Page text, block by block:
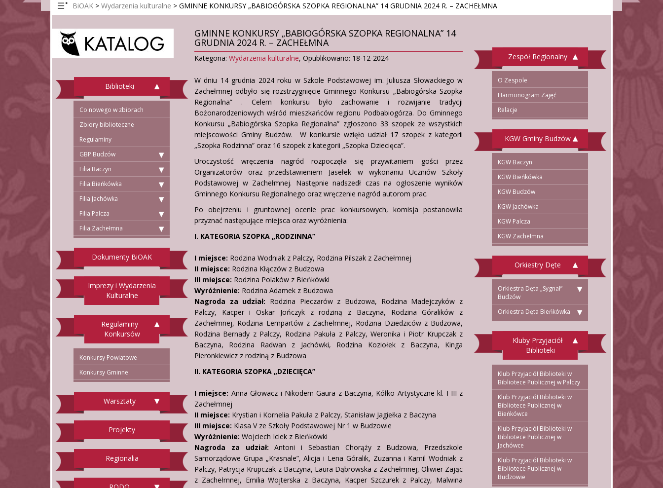
BiOAK > Wydarzenia kulturalne > GMINNE KONKURSY „BABIOGÓRSKA SZOPKA REGIONALNA” 14 GRUDNIA 2024 R. – ZACHEŁMNA
Biblioteki
Co nowego w zbiorach
Zbiory biblioteczne
Regulaminy
GBP Budzów
Filia Baczyn
Filia Bieńkówka
Filia Jachówka
Filia Palcza
Filia Zachełmna
Dokumenty BiOAK
Imprezy i Wydarzenia
Kulturalne
Regulaminy
Konkursów
Konkursy Powiatowe
Konkursy Gminne
Warsztaty
Projekty
Regionalia
GMINNE KONKURSY „BABIOGÓRSKA SZOPKA REGIONALNA” 14
GRUDNIA 2024 R. – ZACHEŁMNA
Kategoria: Wydarzenia kulturalne, Opublikowano: 18-12-2024
W dniu 14 grudnia 2024 roku w Szkole Podstawowej im. Juliusza Słowackiego w
Zachełmnej odbyło się rozstrzygnięcie Gminnego Konkursu „Babiogórska Szopka
Regionalna” . Celem konkursu było zachowanie i rozwijanie tradycji
Bożonarodzeniowych wśród mieszkańców regionu Podbabiogórza. Do Gminnego
Konkursu „Babiogórska Szopka Regionalna” zgłoszono 33 szopek ze wszystkich
miejscowości Gminy Budzów. W konkursie wzięło udział 17 szopek z kategorii
„Szopka Rodzinna” oraz 16 szopek z kategorii „Szopka Dziecięca”.
Uroczystość wręczenia nagród rozpoczęła się przywitaniem gości przez
Organizatorów oraz przedstawieniem Jasełek w wykonaniu Uczniów Szkoły
Podstawowej w Zachełmnej. Następnie nadszedł czas na ogłoszenie wyników
Gminnego Konkursu Regionalnego oraz wręczenie nagród autorom prac.
Po obejrzeniu i gruntownej ocenie prac konkursowych, komisja postanowiła
przyznać następujące miejsca oraz wyróżnienia:
I. KATEGORIA SZOPKA „RODZINNA”
I miejsce: Rodzina Wodniak z Palczy, Rodzina Pilszak z Zachełmnej
II miejsce: Rodzina Kłączów z Budzowa
III miejsce: Rodzina Polaków z Bieńkówki
Wyróżnienie: Rodzina Adamek z Budzowa
Nagroda za udział: Rodzina Pieczarów z Budzowa, Rodzina Madejczyków z
Palczy, Kacper i Oskar Jończyk z rodziną z Baczyna, Rodzina Góralików z
Zachełmnej, Rodzina Lempartów z Zachełmnej, Rodzina Dziedziców z Budzowa,
Rodzina Bernady z Palczy, Rodzina Pakuła z Palczy, Weronika i Piotr Krupczak z
Baczyna, Rodzina Radwan z Jachówki, Rodzina Koziołek z Baczyna, Kinga
Pieronkiewicz z rodziną z Budzowa
II. KATEGORIA SZOPKA „DZIECIĘCA”
I miejsce: Anna Głowacz i Nikodem Gaura z Baczyna, Kółko Artystyczne kl. I-III z
Zachełmnej
II miejsce: Krystian i Kornelia Pakuła z Palczy, Stanisław Jagiełka z Baczyna
III miejsce: Klasa V ze Szkoły Podstawowej Nr 1 w Budzowie
Wyróżnienie: Wojciech Iciek z Bieńkówki
Nagroda za udział: Antoni i Sebastian Chorąży z Budzowa, Przedszkole
Samorządowe Grupa „Krasnale”, Alicja i Lena Góralik, Zuzanna i Kamil Wodniak z
Palczy, Patrycja Krupczak z Baczyna, Laura Dąbrowska z Zachełmnej, Oliwier Zając
z Zachełmnej, Emilia Wojterska z Baczyna, Kacper Szczurek z Palczy, Malwina
Zespół Regionalny
O Zespole
Harmonogram Zajęć
Relacje
KGW Gminy Budzów
KGW Baczyn
KGW Bieńkówka
KGW Budzów
KGW Jachówka
KGW Palcza
KGW Zachełmna
Orkiestry Dęte
Orkiestra Dęta „Sygnał”
Budzów
Orkiestra Dęta Bieńkówka
Kluby Przyjaciół
Biblioteki
Klub Przyjaciół Biblioteki w
Bibliotece Publicznej w Palczy
Klub Przyjaciół Biblioteki w
Bibliotece Publicznej w
Bieńkówce
Klub Przyjaciół Biblioteki w
Bibliotece Publicznej w
Jachówce
Klub Przyjaciół Biblioteki w
Bibliotece Publicznej w
Budzowie